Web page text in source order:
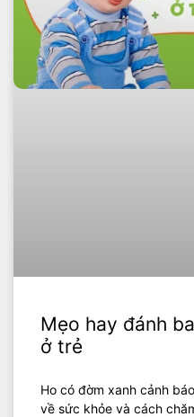
Mẹo hay đánh
ở trẻ
Ho có đờm xanh cảnh
về sức khỏe và cách